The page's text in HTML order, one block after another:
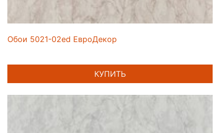
Обои 5021-02ed ЕвроДекор
КУПИТЬ